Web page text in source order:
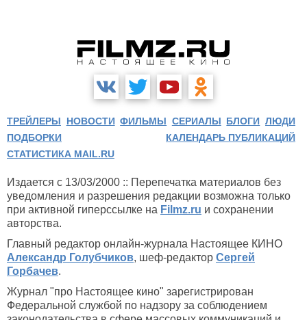
ТРЕЙЛЕРЫ НОВОСТИ ФИЛЬМЫ СЕРИАЛЫ БЛОГИ ЛЮДИ
ПОДБОРКИ
КАЛЕНДАРЬ ПУБЛИКАЦИЙ
СТАТИСТИКА MAIL.RU
Издается с 13/03/2000 :: Перепечатка материалов без
уведомления и разрешения редакции возможна только
при активной гиперссылке на Filmz.ru и сохранении
авторства.
Главный редактор онлайн-журнала Настоящее КИНО
Александр Голубчиков, шеф-редактор Сергей
Горбачев.
Журнал "про Настоящее кино" зарегистрирован
Федеральной службой по надзору за соблюдением